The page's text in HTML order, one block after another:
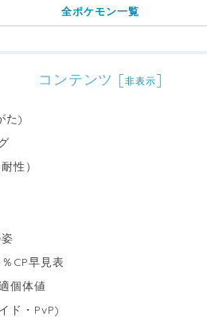
全ポケモン一覧
コンテンツ [非表示]
た)
性）
CP早見表
個体値
ド・PvP)